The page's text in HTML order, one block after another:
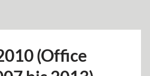
(Office